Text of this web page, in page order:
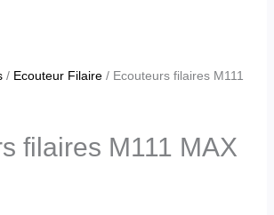
/ Ecouteur Filaire/ Ecouteurs filaires M111
filaires M111 MAX